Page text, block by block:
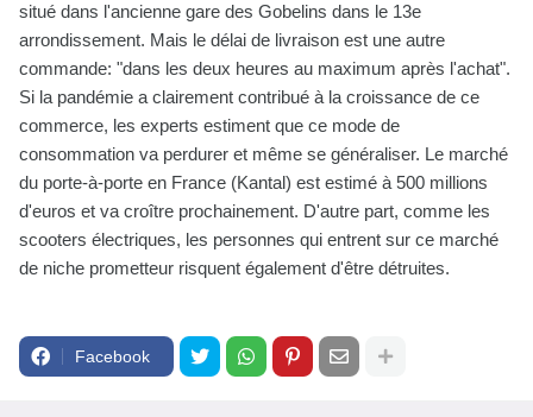
situé dans l'ancienne gare des Gobelins dans le 13e
arrondissement. Mais le délai de livraison est une autre
commande: "dans les deux heures au maximum après l'achat".
Si la pandémie a clairement contribué à la croissance de ce
commerce, les experts estiment que ce mode de
consommation va perdurer et même se généraliser. Le marché
du porte-à-porte en France (Kantal) est estimé à 500 millions
d'euros et va croître prochainement. D'autre part, comme les
scooters électriques, les personnes qui entrent sur ce marché
de niche prometteur risquent également d'être détruites.
Facebook